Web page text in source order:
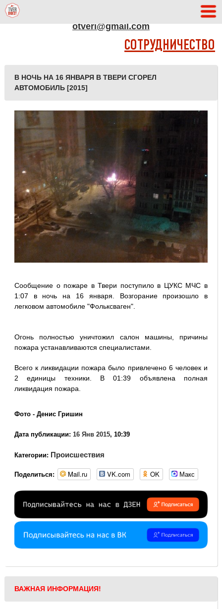
otveri@gmail.com
СОТРУДНИЧЕСТВО
В НОЧЬ НА 16 ЯНВАРЯ В ТВЕРИ СГОРЕЛ
АВТОМОБИЛЬ [2015]
Сообщение о пожаре в Твери поступило в ЦУКС МЧС в
1:07 в ночь на 16 января. Возгорание произошло в
легковом автомобиле "Фольксваген".
Огонь полностью уничтожил салон машины, причины
пожара устанавливаются специалистами.
Всего к ликвидации пожара было привлечено 6 человек и
2 единицы техники. В 01:39 объявлена полная
ликвидация пожара.
Фото - Денис Гришин
Дата публикации: 16 Янв 2015, 10:39
Категории: Происшествия
Поделиться: Mail.ru VK.com OK Макс
ВАЖНАЯ ИНФОРМАЦИЯ!